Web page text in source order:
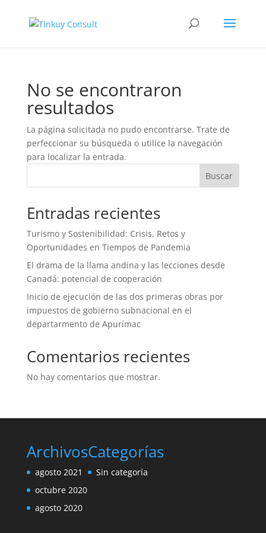
No se encontraron
resultados
La página solicitada no pudo encontrarse. Trate de
perfeccionar su búsqueda o utilice la navegación
para localizar la entrada.
Buscar
Entradas recientes
Turismo y Sostenibilidad: Crisis, Retos y
Oportunidades en Tiempos de Pandemia
El drama de la llama andina y las lecciones desde
Canadá: potencial de cooperación
Inicio de ejecución de las dos primeras obras por
impuestos de gobierno subnacional en el
departarmento de Apurímac
Comentarios recientes
No hay comentarios que mostrar.
Archivos
agosto 2021
octubre 2020
agosto 2020
Categorías
Sin categoría